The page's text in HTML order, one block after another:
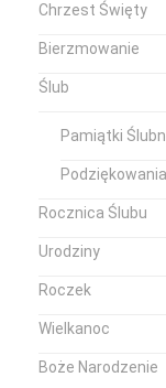
Chrzest Święty
Bierzmowanie
Ślub
Pamiątki
Rocznica Ślubu
Urodziny
Roczek
Wielkanoc
Boże Narodzenie